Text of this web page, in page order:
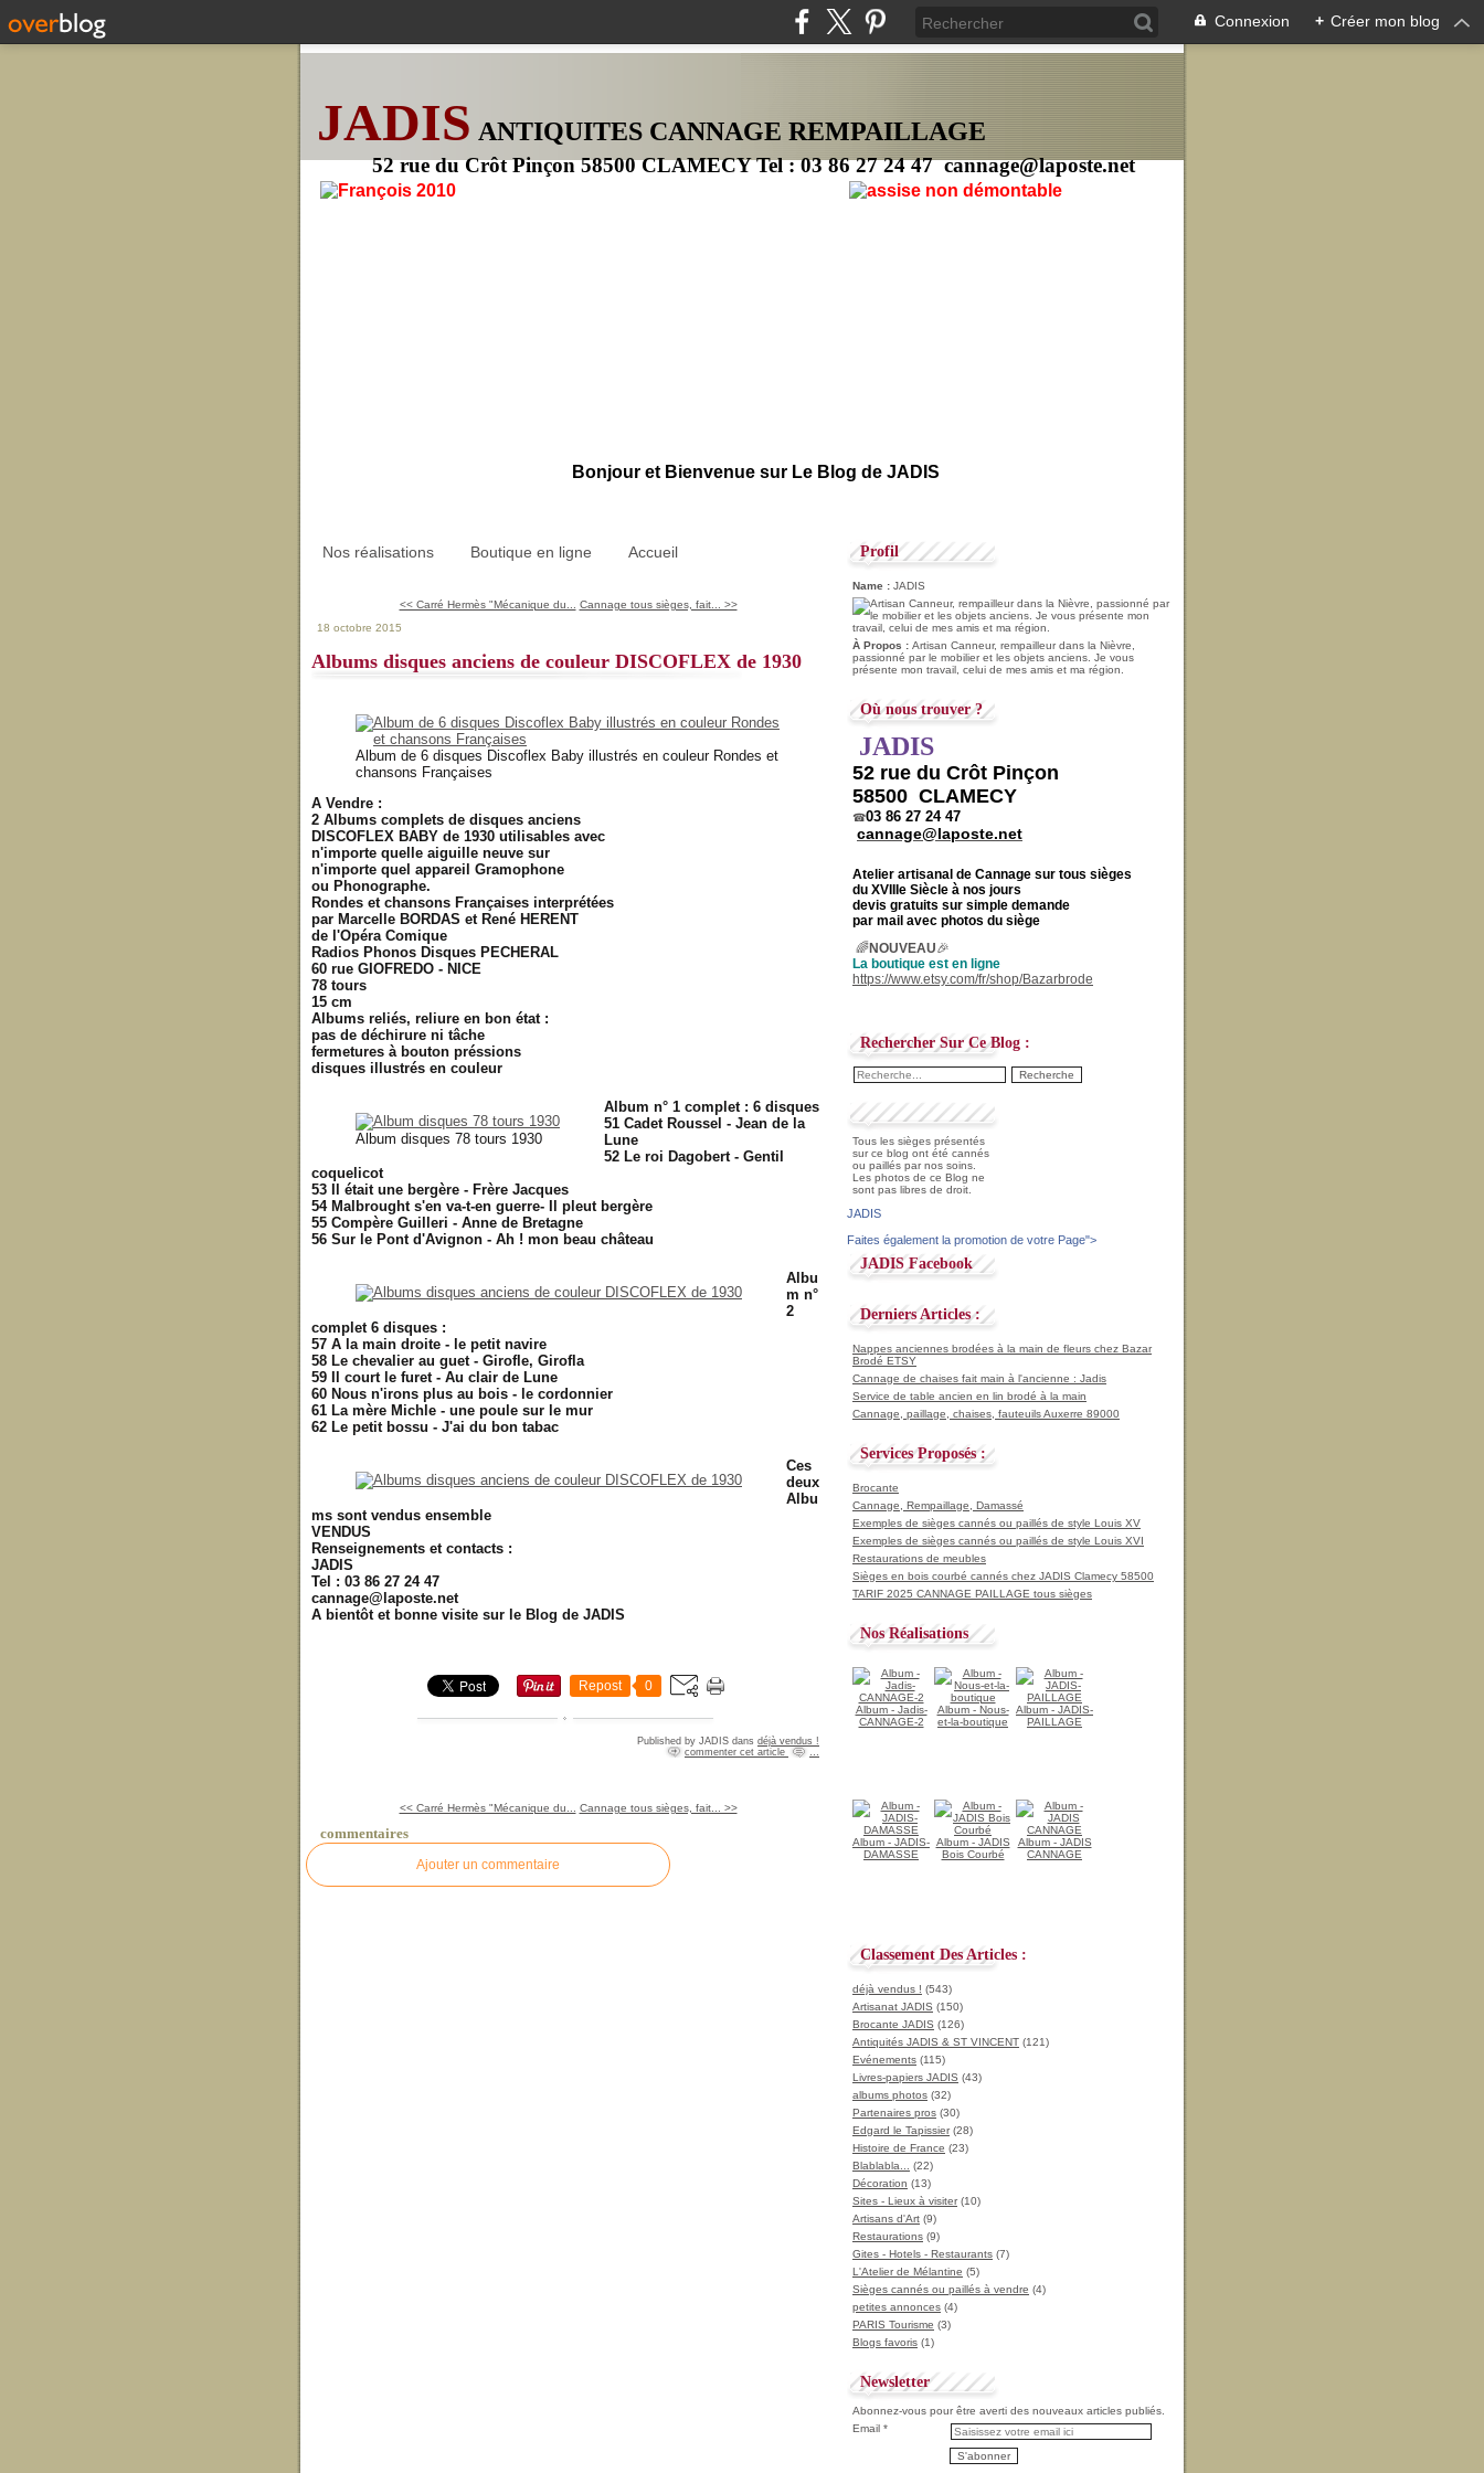
Connexion + Créer mon blog
JADIS ANTIQUITES CANNAGE REMPAILLAGE
52 rue du Crôt Pinçon 58500 CLAMECY Tel : 03 86 27 24 47 cannage@laposte.net
Bonjour et Bienvenue sur Le Blog de JADIS
Nos réalisations Boutique en ligne Accueil
<< Carré Hermès "Mécanique du...
Cannage tous sièges, fait... >>
18 octobre 2015
Albums disques anciens de couleur DISCOFLEX de 1930
Album de 6 disques Discoflex Baby illustrés en couleur Rondes et
chansons Françaises
A Vendre :
2 Albums complets de disques anciens
DISCOFLEX BABY de 1930 utilisables avec
n'importe quelle aiguille neuve sur
n'importe quel appareil Gramophone
ou Phonographe.
Rondes et chansons Françaises interprétées
par Marcelle BORDAS et René HERENT
de l'Opéra Comique
Radios Phonos Disques PECHERAL
60 rue GIOFREDO - NICE
78 tours
15 cm
Albums reliés, reliure en bon état :
pas de déchirure ni tâche
fermetures à bouton préssions
disques illustrés en couleur
Album disques 78 tours 1930
Album n° 1 complet : 6 disques
51 Cadet Roussel - Jean de la
Lune
52 Le roi Dagobert - Gentil
coquelicot
53 Il était une bergère - Frère Jacques
54 Malbrought s'en va-t-en guerre- Il pleut bergère
55 Compère Guilleri - Anne de Bretagne
56 Sur le Pont d'Avignon - Ah ! mon beau château
Albu
m n°
2
complet 6 disques :
57 A la main droite - le petit navire
58 Le chevalier au guet - Girofle, Girofla
59 Il court le furet - Au clair de Lune
60 Nous n'irons plus au bois - le cordonnier
61 La mère Michle - une poule sur le mur
62 Le petit bossu - J'ai du bon tabac
Ces
deux
Albu
ms sont vendus ensemble
VENDUS
Renseignements et contacts :
JADIS
Tel : 03 86 27 24 47
cannage@laposte.net
A bientôt et bonne visite sur le Blog de JADIS
Repost 0
Published by JADIS dans déjà vendus !
commenter cet article
<< Carré Hermès "Mécanique du... Cannage tous sièges, fait... >>
commentaires
Ajouter un commentaire
Profil
Name : JADIS
À Propos : Artisan Canneur, rempailleur dans la Nièvre,
passionné par le mobilier et les objets anciens. Je vous
présente mon travail, celui de mes amis et ma région.
Où nous trouver ?
JADIS
52 rue du Crôt Pinçon
58500 CLAMECY
☎03 86 27 24 47
cannage@laposte.net
Atelier artisanal de Cannage sur tous sièges
du XVIIIe Siècle à nos jours
devis gratuits sur simple demande
par mail avec photos du siège
🌈NOUVEAU🎉
La boutique est en ligne
https://www.etsy.com/fr/shop/Bazarbrode
Rechercher Sur Ce Blog :
Tous les sièges présentés
sur ce blog ont été cannés
ou paillés par nos soins.
Les photos de ce Blog ne
sont pas libres de droit.
JADIS
Faites également la promotion de votre Page">
JADIS Facebook
Derniers Articles :
Nappes anciennes brodées à la main de fleurs chez Bazar
Brodé ETSY
Cannage de chaises fait main à l'ancienne : Jadis
Service de table ancien en lin brodé à la main
Cannage, paillage, chaises, fauteuils Auxerre 89000
Services Proposés :
Brocante
Cannage, Rempaillage, Damassé
Exemples de sièges cannés ou paillés de style Louis XV
Exemples de sièges cannés ou paillés de style Louis XVI
Restaurations de meubles
Sièges en bois courbé cannés chez JADIS Clamecy 58500
TARIF 2025 CANNAGE PAILLAGE tous sièges
Nos Réalisations
Album - Jadis-
CANNAGE-2
Album - Nous-
et-la-boutique
Album - JADIS-
PAILLAGE
Album - JADIS-
DAMASSE
Album - JADIS
Bois Courbé
Album - JADIS
CANNAGE
Classement Des Articles :
déjà vendus ! (543)
Artisanat JADIS (150)
Brocante JADIS (126)
Antiquités JADIS & ST VINCENT (121)
Evénements (115)
Livres-papiers JADIS (43)
albums photos (32)
Partenaires pros (30)
Edgard le Tapissier(28)
Histoire de France (23)
Blablabla...
(22)
Décoration (13)
Sites - Lieux à visiter(10)
Artisans d'Art (9)
Restaurations (9)
Gites - Hotels - Restaurants (7)
L'Atelier de Mélantine (5)
Sièges cannés ou paillés à vendre (4)
petites annonces (4)
PARIS Tourisme (3)
Blogs favoris (1)
Newsletter
Abonnez-vous pour être averti des nouveaux articles publiés.
Email